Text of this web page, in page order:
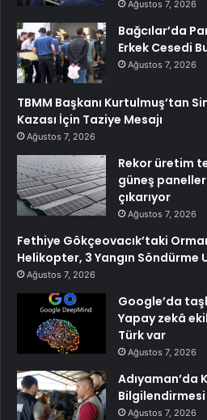
Ağustos 7, 2026
Bağcılar’da
Erkek Cesedi
Ağustos 7, 2026
TBMM Başkanı Kurtulmuş’tan
Kazası İçin Taziye Mesajı
Ağustos 7, 2026
Rekor üretim
güneş
çıkarıyor
Ağustos 7, 2026
Fethiye Gökçeovacık’taki
Helikopter, 3 Yangın Söndürme
Ağustos 7, 2026
Google’da
Yapay zekâ
Türk var
Ağustos 7, 2026
Adıyaman’da
Bilgilendirmesi
Ağustos 7, 2026